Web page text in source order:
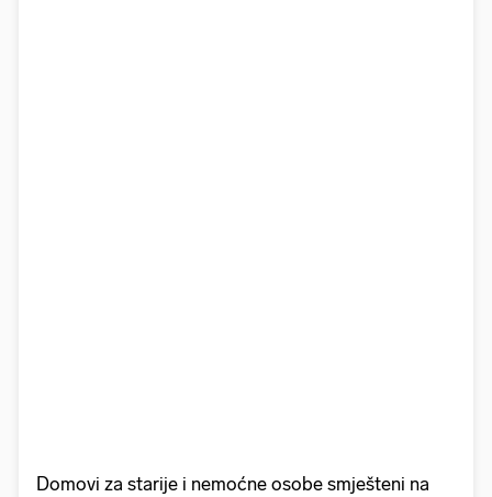
Domovi za starije i nemoćne osobe smješteni na